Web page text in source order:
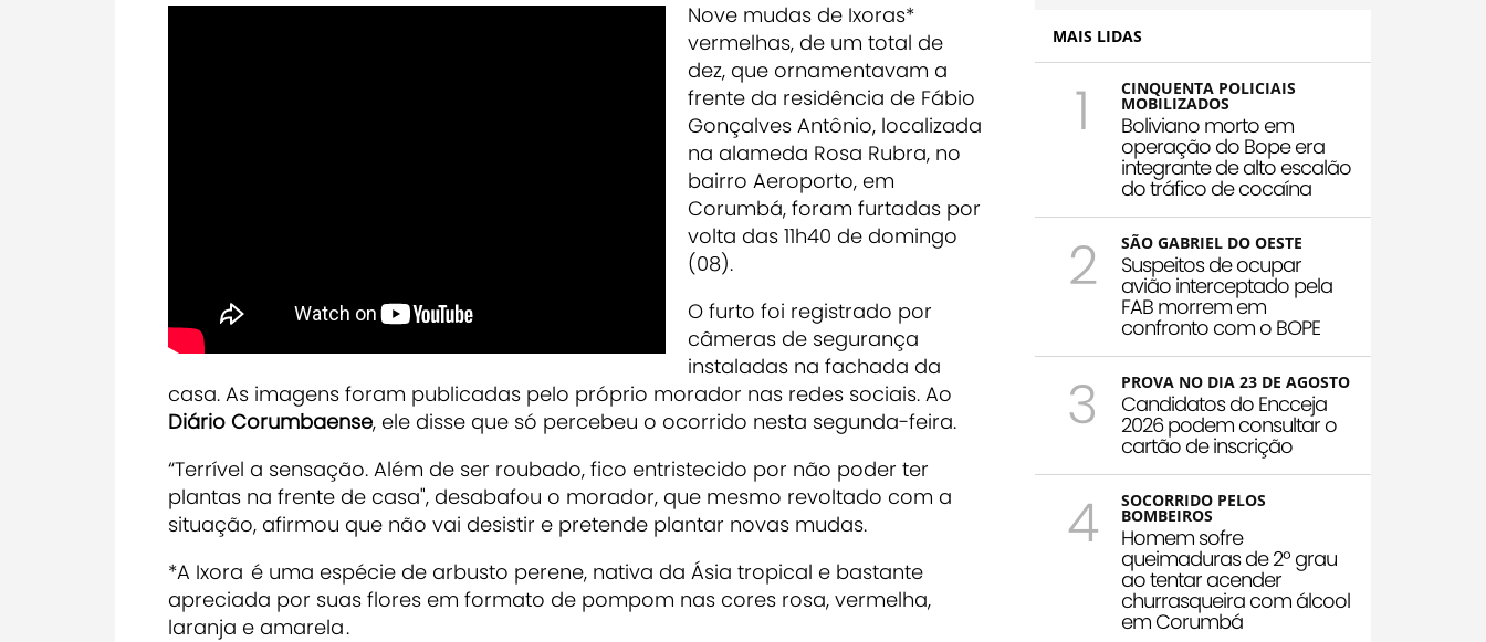
Nove mudas de Ixoras*
vermelhas, de um total de
dez, que ornamentavam a
frente da residência de Fábio
Gonçalves Antônio, localizada
na alameda Rosa Rubra, no
bairro Aeroporto, em
Corumbá, foram furtadas por
volta das 11h40 de domingo
(08).
O furto foi registrado por
câmeras de segurança
instaladas na fachada da
casa. As imagens foram publicadas pelo próprio morador nas redes sociais. Ao
Diário Corumbaense, ele disse que só percebeu o ocorrido nesta segunda-feira.
“Terrível a sensação. Além de ser roubado, fico entristecido por não poder ter
plantas na frente de casa", desabafou o morador, que mesmo revoltado com a
situação, afirmou que não vai desistir e pretende plantar novas mudas.
*A Ixora é uma espécie de arbusto perene, nativa da Ásia tropical e bastante
apreciada por suas flores em formato de pompom nas cores rosa, vermelha,
laranja e amarela.
MAIS LIDAS
1 CINQUENTA POLICIAIS
MOBILIZADOS
Boliviano morto em
operação do Bope era
integrante de alto escalão
do tráfico de cocaína
2 SÃO GABRIEL DO OESTE
Suspeitos de ocupar
avião interceptado pela
FAB morrem em
confronto com o BOPE
3 PROVA NO DIA 23 DE AGOSTO
Candidatos do Encceja
2026 podem consultar o
cartão de inscrição
4 SOCORRIDO PELOS
BOMBEIROS
Homem sofre
queimaduras de 2º grau
ao tentar acender
churrasqueira com álcool
em Corumbá